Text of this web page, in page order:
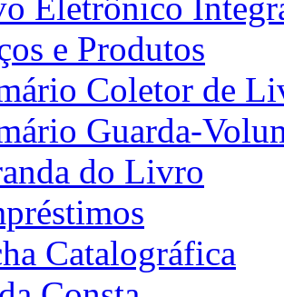
Eletrônico
e Produtos
Coletor de
Guarda-
do Livro
Catalográfica